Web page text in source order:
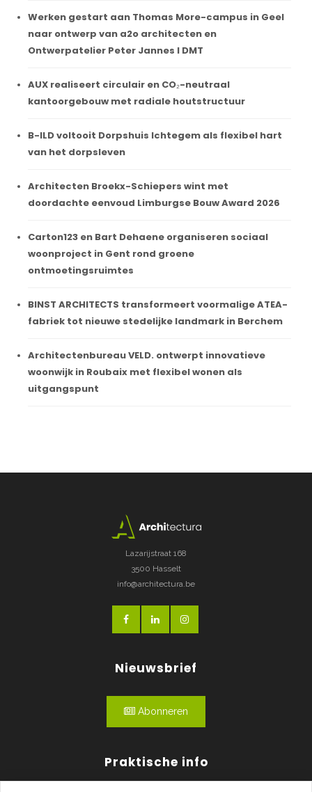
Werken gestart aan Thomas More-campus in Geel
naar ontwerp van a2o architecten en
Ontwerpatelier Peter Jannes I DMT
AUX realiseert circulair en CO₂-neutraal
kantoorgebouw met radiale houtstructuur
B-ILD voltooit Dorpshuis Ichtegem als flexibel hart
van het dorpsleven
Architecten Broekx-Schiepers wint met
doordachte eenvoud Limburgse Bouw Award 2026
Carton123 en Bart Dehaene organiseren sociaal
woonproject in Gent rond groene
ontmoetingsruimtes
BINST ARCHITECTS transformeert voormalige ATEA-
fabriek tot nieuwe stedelijke landmark in Berchem
Architectenbureau VELD. ontwerpt innovatieve
woonwijk in Roubaix met flexibel wonen als
uitgangspunt
Lazarijstraat 168
3500 Hasselt
info@architectura.be
Nieuwsbrief
Abonneren
Praktische info